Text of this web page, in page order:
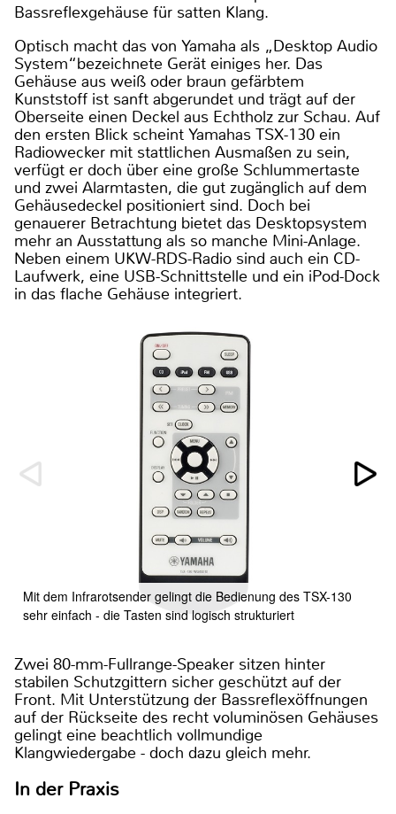
Bassreflexgehäuse für satten Klang.
Optisch macht das von Yamaha als „Desktop Audio
System“bezeichnete Gerät einiges her. Das
Gehäuse aus weiß oder braun gefärbtem
Kunststoff ist sanft abgerundet und trägt auf der
Oberseite einen Deckel aus Echtholz zur Schau. Auf
den ersten Blick scheint Yamahas TSX-130 ein
Radiowecker mit stattlichen Ausmaßen zu sein,
verfügt er doch über eine große Schlummertaste
und zwei Alarmtasten, die gut zugänglich auf dem
Gehäusedeckel positioniert sind. Doch bei
genauerer Betrachtung bietet das Desktopsystem
mehr an Ausstattung als so manche Mini-Anlage.
Neben einem UKW-RDS-Radio sind auch ein CD-
Laufwerk, eine USB-Schnittstelle und ein iPod-Dock
in das flache Gehäuse integriert.
Mit dem Infrarotsender gelingt die Bedienung des TSX-130
sehr einfach - die Tasten sind logisch strukturiert
Zwei 80-mm-Fullrange-Speaker sitzen hinter
stabilen Schutzgittern sicher geschützt auf der
Front. Mit Unterstützung der Bassreflexöffnungen
auf der Rückseite des recht voluminösen Gehäuses
gelingt eine beachtlich vollmundige
Klangwiedergabe - doch dazu gleich mehr.
In der Praxis